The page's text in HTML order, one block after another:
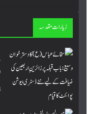
زیارات مقدسہ